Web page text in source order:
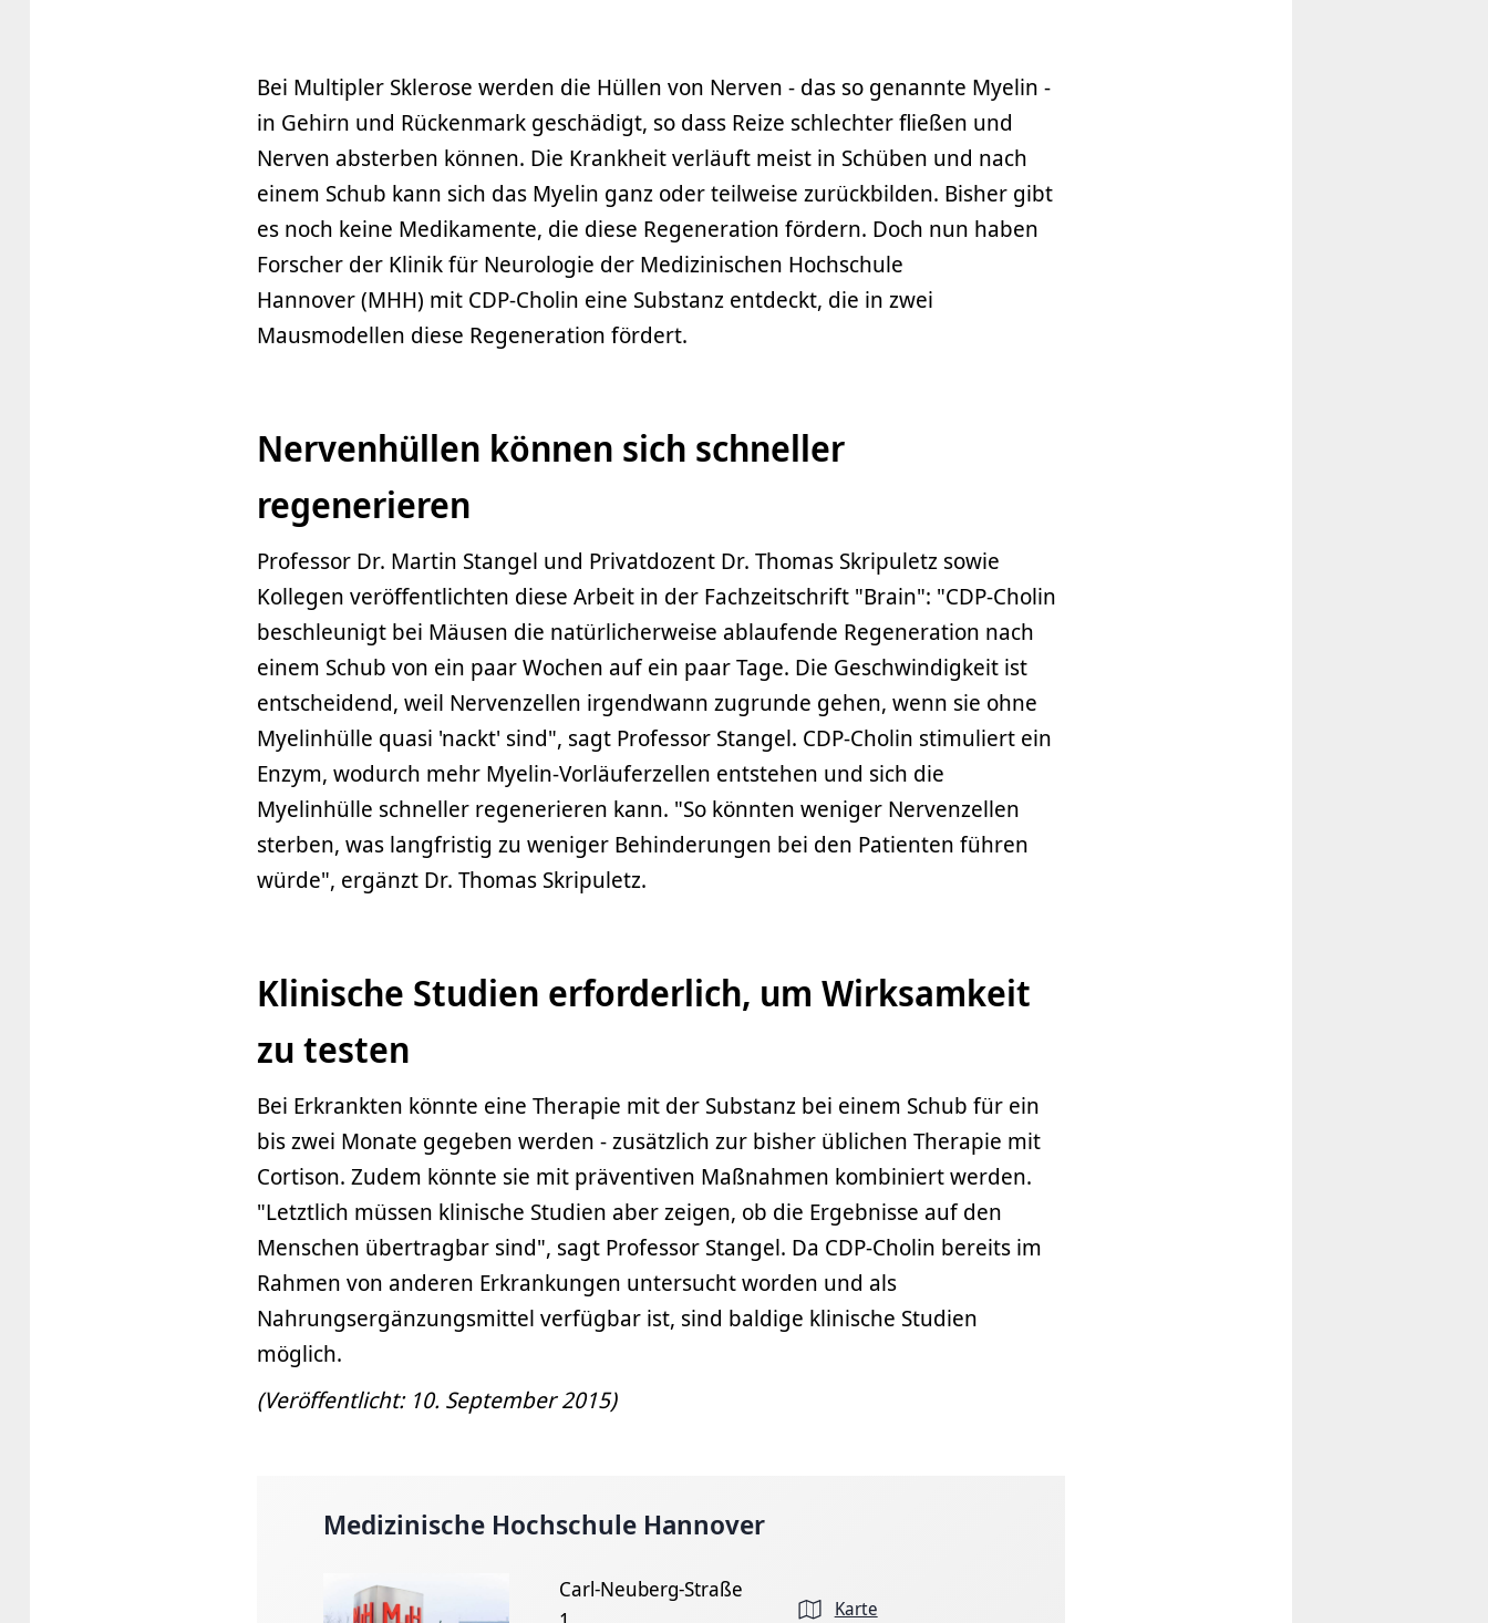
Bei Multipler Sklerose werden die Hüllen von Nerven - das so genannte Myelin -
in Gehirn und Rückenmark geschädigt, so dass Reize schlechter fließen und
Nerven absterben können. Die Krankheit verläuft meist in Schüben und nach
einem Schub kann sich das Myelin ganz oder teilweise zurückbilden. Bisher gibt
es noch keine Medikamente, die diese Regeneration fördern. Doch nun haben
Forscher der Klinik für Neurologie der Medizinischen Hochschule
Hannover (MHH) mit CDP-Cholin eine Substanz entdeckt, die in zwei
Mausmodellen diese Regeneration fördert.
Nervenhüllen können sich schneller
regenerieren
Professor Dr. Martin Stangel und Privatdozent Dr. Thomas Skripuletz sowie
Kollegen veröffentlichten diese Arbeit in der Fachzeitschrift "Brain": "CDP-Cholin
beschleunigt bei Mäusen die natürlicherweise ablaufende Regeneration nach
einem Schub von ein paar Wochen auf ein paar Tage. Die Geschwindigkeit ist
entscheidend, weil Nervenzellen irgendwann zugrunde gehen, wenn sie ohne
Myelinhülle quasi 'nackt' sind", sagt Professor Stangel. CDP-Cholin stimuliert ein
Enzym, wodurch mehr Myelin-Vorläuferzellen entstehen und sich die
Myelinhülle schneller regenerieren kann. "So könnten weniger Nervenzellen
sterben, was langfristig zu weniger Behinderungen bei den Patienten führen
würde", ergänzt Dr. Thomas Skripuletz.
Klinische Studien erforderlich, um Wirksamkeit
zu testen
Bei Erkrankten könnte eine Therapie mit der Substanz bei einem Schub für ein
bis zwei Monate gegeben werden - zusätzlich zur bisher üblichen Therapie mit
Cortison. Zudem könnte sie mit präventiven Maßnahmen kombiniert werden.
"Letztlich müssen klinische Studien aber zeigen, ob die Ergebnisse auf den
Menschen übertragbar sind", sagt Professor Stangel. Da CDP-Cholin bereits im
Rahmen von anderen Erkrankungen untersucht worden und als
Nahrungsergänzungsmittel verfügbar ist, sind baldige klinische Studien
möglich.
(Veröffentlicht: 10. September 2015)
Medizinische Hochschule Hannover
Carl-Neuberg-Straße
Karte